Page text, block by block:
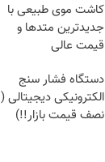
کاشت موی طبیعی با
جدیدترین متدها و
قیمت عالی
دستگاه فشار سنج
الکترونیکی دیجیتالی (
نصف قیمت بازار!!)